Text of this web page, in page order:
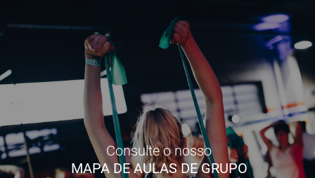
Consulte o nosso
MAPA DE AULAS DE GRUPO